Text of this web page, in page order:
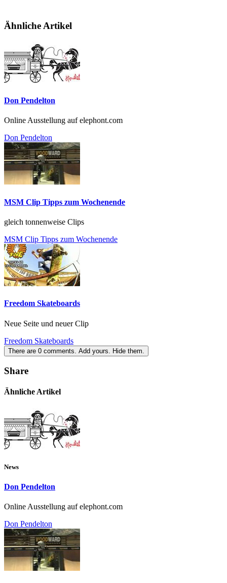
Ähnliche Artikel
Don Pendelton
Online Ausstellung auf elephont.com
Don Pendelton
MSM Clip Tipps zum Wochenende
gleich tonnenweise Clips
MSM Clip Tipps zum Wochenende
Freedom Skateboards
Neue Seite und neuer Clip
Freedom Skateboards
There are 0 comments. Add yours. Hide them.
Share
Ähnliche Artikel
News
Don Pendelton
Online Ausstellung auf elephont.com
Don Pendelton